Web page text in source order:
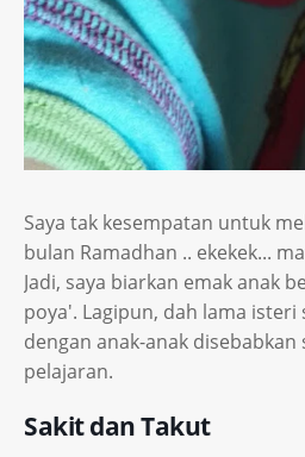
Saya tak kesempatan untuk
bulan Ramadhan .. ekekek...
Jadi, saya biarkan emak anak
poya'. Lagipun, dah lama isteri
dengan anak-anak disebabkan
pelajaran.
Sakit dan Takut